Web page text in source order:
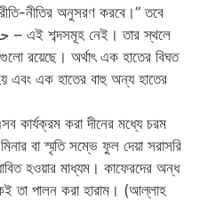
নীতির অনুসরণ করবে।” তবে
এবং এক হাতের বাহু অন্য হাতের
কার্যক্রম করা দীনের মধ্যে চরম
বা স্মৃতি সম্ভে ফুল দেয়া সরাসরি
হওয়ার মাধ্যম। কাফেরদের অন্ধ
তা পালন করা হারাম। (আল্লাহ